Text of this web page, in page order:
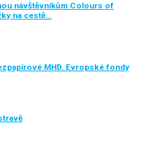
návštěvníkům Colours of
na cestě…
MHD. Evropské fondy